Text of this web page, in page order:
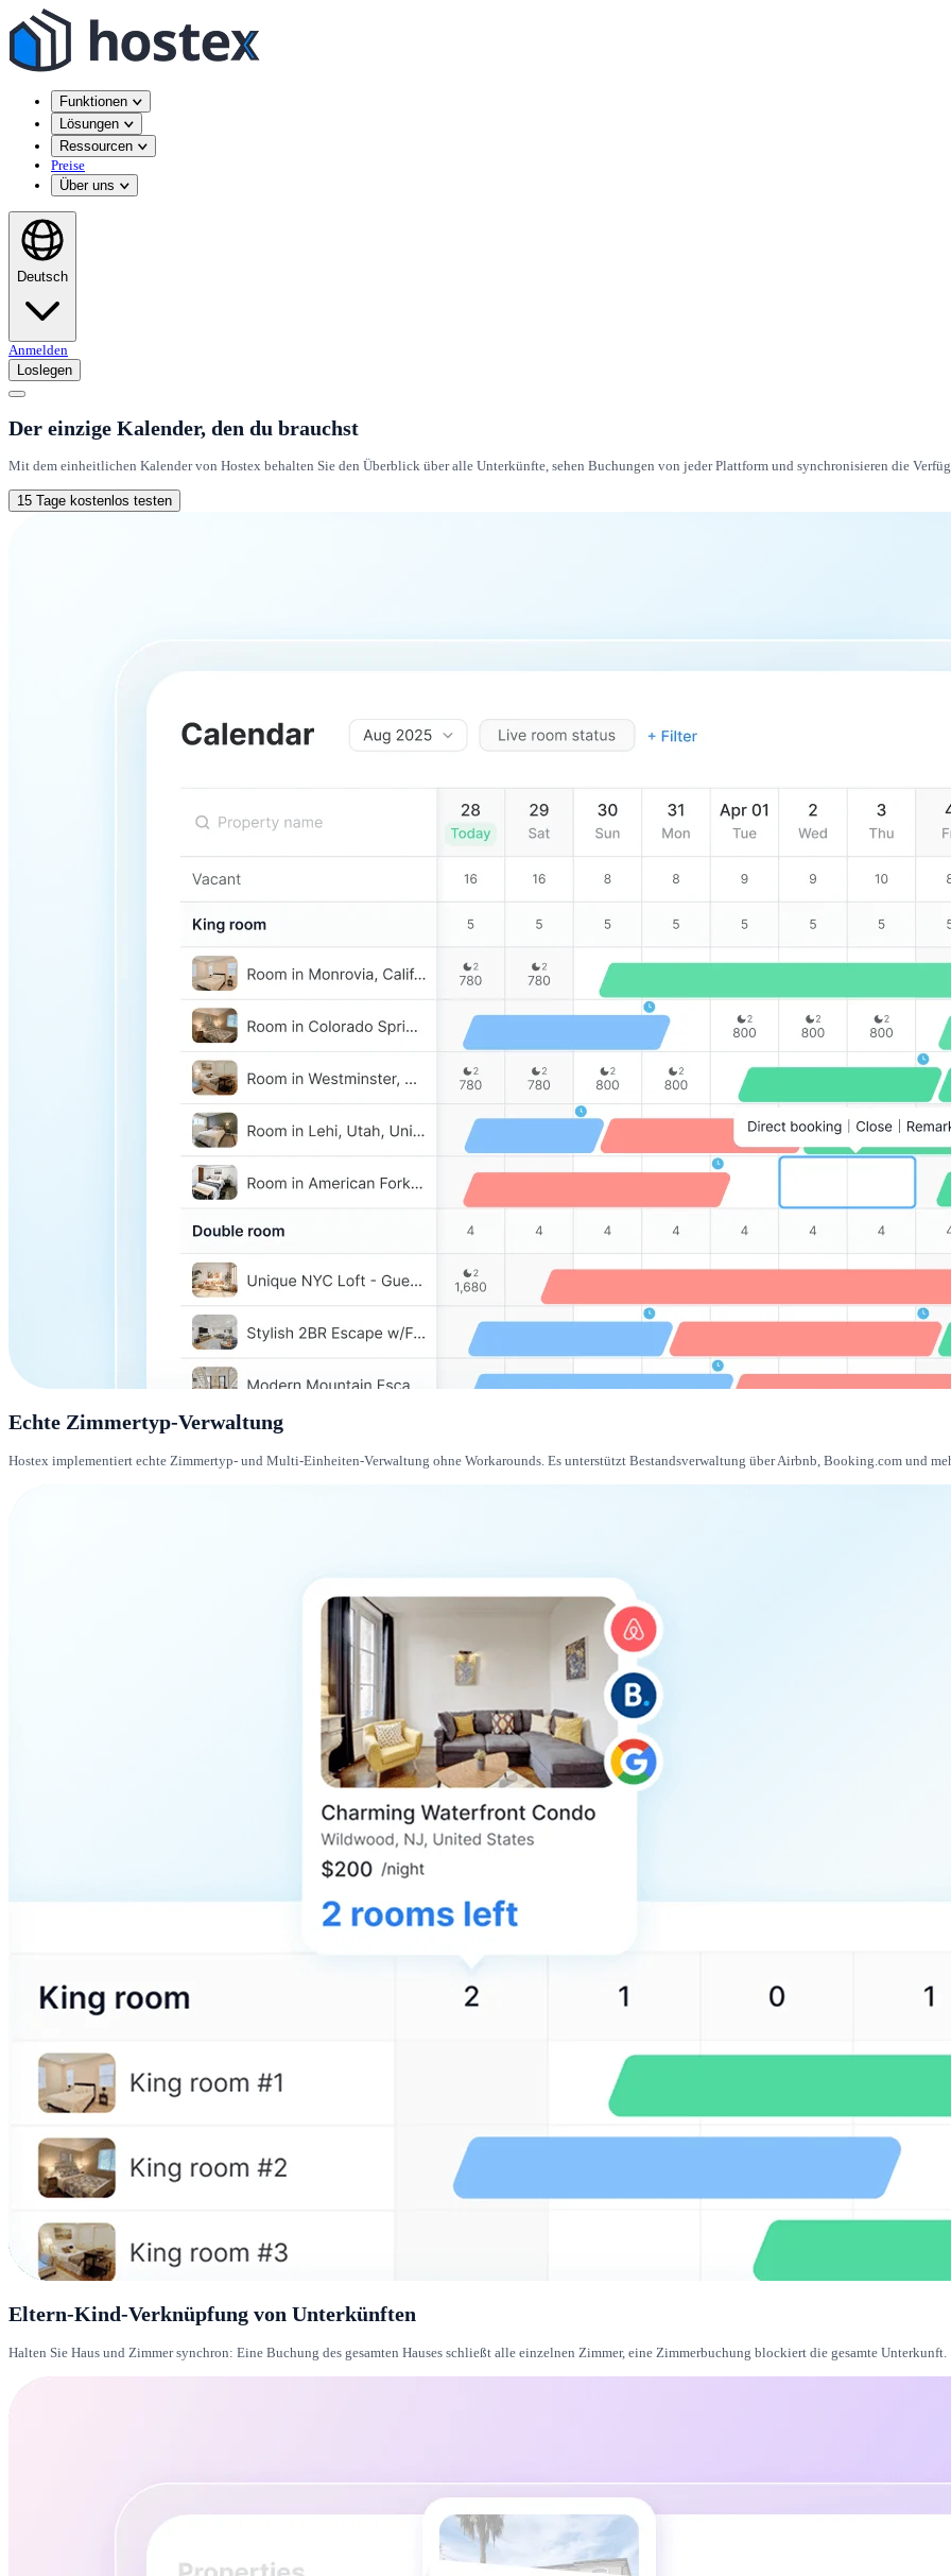
Funktionen
Lösungen
Ressourcen
Preise
Über uns
Deutsch
Anmelden
Loslegen
Der einzige Kalender, den du brauchst
Mit dem einheitlichen Kalender von Hostex behalten Sie den Überblick über alle Unterkünfte, sehen Buchungen von jeder Plattform und synchronisieren die
15 Tage kostenlos testen
Echte Zimmertyp-Verwaltung
Hostex implementiert echte Zimmertyp- und Multi-Einheiten-Verwaltung ohne Workarounds. Es unterstützt Bestandsverwaltung über Airbnb, Booking.com und
Eltern-Kind-Verknüpfung von Unterkünften
Halten Sie Haus und Zimmer synchron: Eine Buchung des gesamten Hauses schließt alle einzelnen Zimmer, eine Zimmerbuchung blockiert die gesamte Unterkunft.